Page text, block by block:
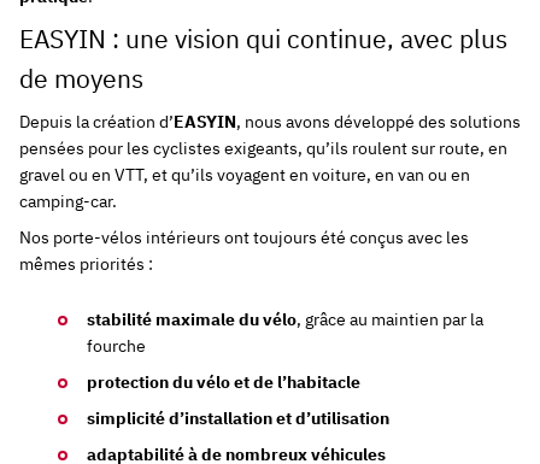
EASYIN : une vision qui continue, avec plus
de moyens
Depuis la création d’EASYIN, nous avons développé des solutions
pensées pour les cyclistes exigeants, qu’ils roulent sur route, en
gravel ou en VTT, et qu’ils voyagent en voiture, en van ou en
camping-car.
Nos porte-vélos intérieurs ont toujours été conçus avec les
mêmes priorités :
stabilité maximale du vélo, grâce au maintien par la
fourche
protection du vélo et de l’habitacle
simplicité d’installation et d’utilisation
adaptabilité à de nombreux véhicules